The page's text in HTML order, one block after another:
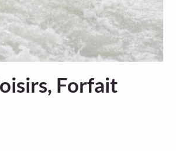
Forfait